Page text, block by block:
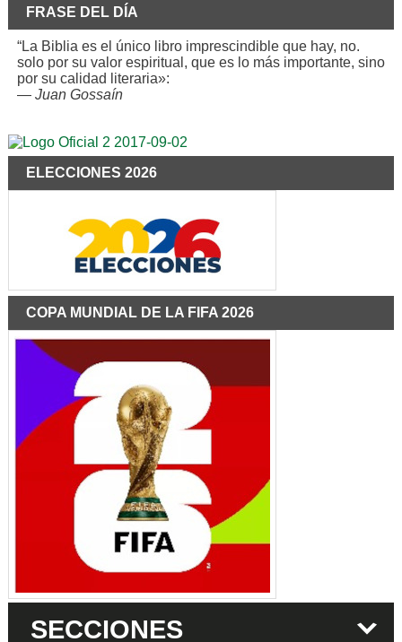
FRASE DEL DÍA
“La Biblia es el único libro imprescindible que hay, no.
solo por su valor espiritual, que es lo más importante, sino
por su calidad literaria»:
— Juan Gossaín
ELECCIONES 2026
COPA MUNDIAL DE LA FIFA 2026
SECCIONES